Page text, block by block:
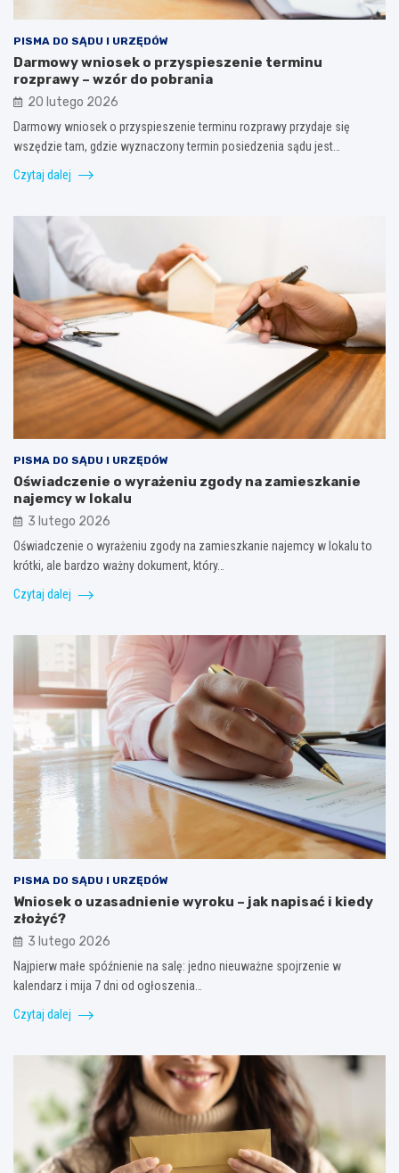
PISMA DO SĄDU I URZĘDÓW
Darmowy wniosek o przyspieszenie terminu
rozprawy – wzór do pobrania
20 lutego 2026
Darmowy wniosek o przyspieszenie terminu rozprawy przydaje się
wszędzie tam, gdzie wyznaczony termin posiedzenia sądu jest…
Czytaj dalej
PISMA DO SĄDU I URZĘDÓW
Oświadczenie o wyrażeniu zgody na zamieszkanie
najemcy w lokalu
3 lutego 2026
Oświadczenie o wyrażeniu zgody na zamieszkanie najemcy w lokalu to
krótki, ale bardzo ważny dokument, który…
Czytaj dalej
PISMA DO SĄDU I URZĘDÓW
Wniosek o uzasadnienie wyroku – jak napisać i kiedy
złożyć?
3 lutego 2026
Najpierw małe spóźnienie na salę: jedno nieuważne spojrzenie w
kalendarz i mija 7 dni od ogłoszenia…
Czytaj dalej